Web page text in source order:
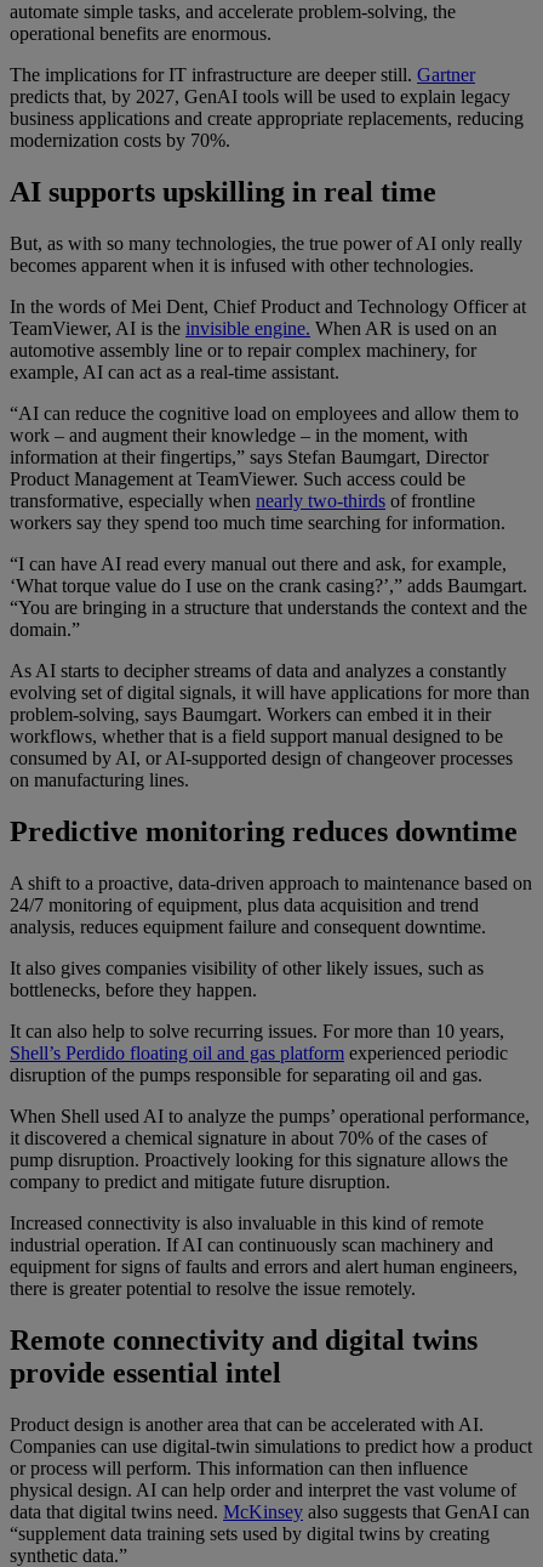
automate simple tasks, and accelerate problem-solving, the
operational benefits are enormous.
The implications for IT infrastructure are deeper still. Gartner
predicts that, by 2027, GenAI tools will be used to explain legacy
business applications and create appropriate replacements, reducing
modernization costs by 70%.
AI supports upskilling in real time
But, as with so many technologies, the true power of AI only really
becomes apparent when it is infused with other technologies.
In the words of Mei Dent, Chief Product and Technology Officer at
TeamViewer, AI is the invisible engine. When AR is used on an
automotive assembly line or to repair complex machinery, for
example, AI can act as a real-time assistant.
“AI can reduce the cognitive load on employees and allow them to
work – and augment their knowledge – in the moment, with
information at their fingertips,” says Stefan Baumgart, Director
Product Management at TeamViewer. Such access could be
transformative, especially when nearly two-thirds of frontline
workers say they spend too much time searching for information.
“I can have AI read every manual out there and ask, for example,
‘What torque value do I use on the crank casing?’,” adds Baumgart.
“You are bringing in a structure that understands the context and the
domain.”
As AI starts to decipher streams of data and analyzes a constantly
evolving set of digital signals, it will have applications for more than
problem-solving, says Baumgart. Workers can embed it in their
workflows, whether that is a field support manual designed to be
consumed by AI, or AI-supported design of changeover processes
on manufacturing lines.
Predictive monitoring reduces downtime
A shift to a proactive, data-driven approach to maintenance based on
24/7 monitoring of equipment, plus data acquisition and trend
analysis, reduces equipment failure and consequent downtime.
It also gives companies visibility of other likely issues, such as
bottlenecks, before they happen.
It can also help to solve recurring issues. For more than 10 years,
Shell’s Perdido floating oil and gas platform experienced periodic
disruption of the pumps responsible for separating oil and gas.
When Shell used AI to analyze the pumps’ operational performance,
it discovered a chemical signature in about 70% of the cases of
pump disruption. Proactively looking for this signature allows the
company to predict and mitigate future disruption.
Increased connectivity is also invaluable in this kind of remote
industrial operation. If AI can continuously scan machinery and
equipment for signs of faults and errors and alert human engineers,
there is greater potential to resolve the issue remotely.
Remote connectivity and digital twins
provide essential intel
Product design is another area that can be accelerated with AI.
Companies can use digital-twin simulations to predict how a product
or process will perform. This information can then influence
physical design. AI can help order and interpret the vast volume of
data that digital twins need. McKinsey also suggests that GenAI can
“supplement data training sets used by digital twins by creating
synthetic data.”